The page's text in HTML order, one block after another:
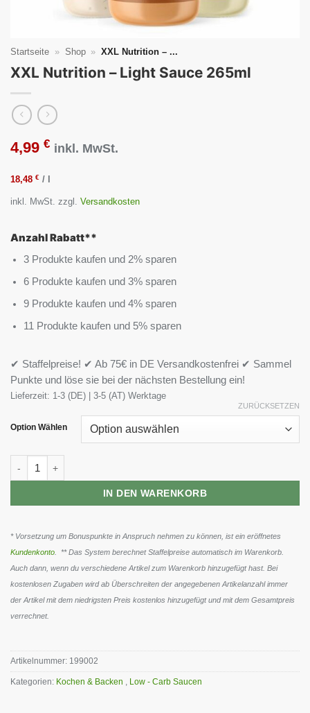
Startseite » Shop » XXL Nutrition – ...
XXL Nutrition – Light Sauce 265ml
4,99 € inkl. MwSt.
18,48 € /
inkl. MwSt. zzgl. Versandkosten
Anzahl Rabatt**
3 Produkte kaufen und 2% sparen
6 Produkte kaufen und 3% sparen
9 Produkte kaufen und 4% sparen
11 Produkte kaufen und 5% sparen
✔ Staffelpreise! ✔ Ab 75€ in DE Versandkostenfrei ✔ Sammel
Punkte und löse sie bei der nächsten Bestellung ein!
Lieferzeit: 1-3 (DE) | 3-5 (AT) Werktage
Option Wählen
ZURÜCKSETZEN
IN DEN WARENKORB
* Vorsetzung um Bonuspunkte in Anspruch nehmen zu können, ist ein eröffnetes
Kundenkonto . ** Das System berechnet Staffelpreise automatisch im Warenkorb.
Auch dann, wenn du verschiedene Artikel zum Warenkorb hinzugefügt hast. Bei
kostenlosen Zugaben wird ab Überschreiten der angegebenen Artikelanzahl immer
der Artikel mit dem niedrigsten Preis kostenlos hinzugefügt und mit dem Gesamtpreis
verrechnet.
Artikelnummer: 199002
Kategorien: Kochen & Backen , Low - Carb Saucen